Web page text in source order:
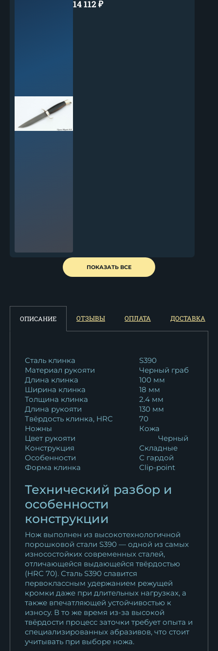
14 112₽
Нож Финка НКВД складная
сталь 95Х18...
Реплика Финка НКВД Х12МФ
черный граб...
Реплика Финка НКВД 95х18
черный граб...
9 988
Реплика Финка НКВД Elmax
мельхиор...
Нож Финка НКВД складная
сталь 95Х18...
Нож Финка НКВД складная
сталь Elmax...
28 402₽
Нож Финка НКВД складная
сталь Х12мф...
15 818₽
Нож Финка НКВД складная
сталь Х12МФ...
14 608₽
Нож Финка НКВД складная
сталь дамаск...
ПОКАЗАТЬ ВСЕ
ОПИСАНИЕ ОТЗЫВЫ ОПЛАТА ДОСТАВКА
Сталь клинка
S390
Материал рукояти
Черный граб
Длина клинка
100 мм
Ширина клинка
18 мм
Толщина клинка
2.4 мм
Длина рукояти
130 мм
Твёрдость клинка, HRC
70
Ножны
Кожа
Цвет рукояти
Черный
Конструкция
Складные
Особенности
С гардой
Форма клинка
Clip-point
Технический разбор и
особенности
конструкции
Нож выполнен из высокотехнологичной
порошковой стали S390 — одной из самых
износостойких современных сталей,
отличающейся выдающейся твёрдостью
(HRC 70). Сталь S390 славится
первоклассным удержанием режущей
кромки даже при длительных нагрузках, а
также впечатляющей устойчивостью к
износу. В то же время из-за высокой
твёрдости процесс заточки требует опыта и
специализированных абразивов, что стоит
учитывать при выборе ножа.